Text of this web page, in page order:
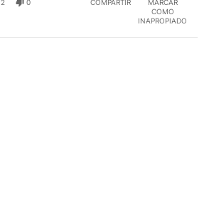
2 0 COMPARTIR
MARCAR
COMO
INAPROPIADO